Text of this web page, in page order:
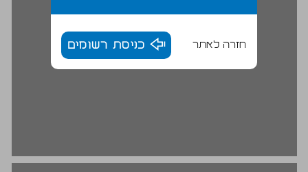
חזרה לאתר כניסת רשומים
החלפת שמות משפחה לועזיים לעבריים בצה"ל ... 21